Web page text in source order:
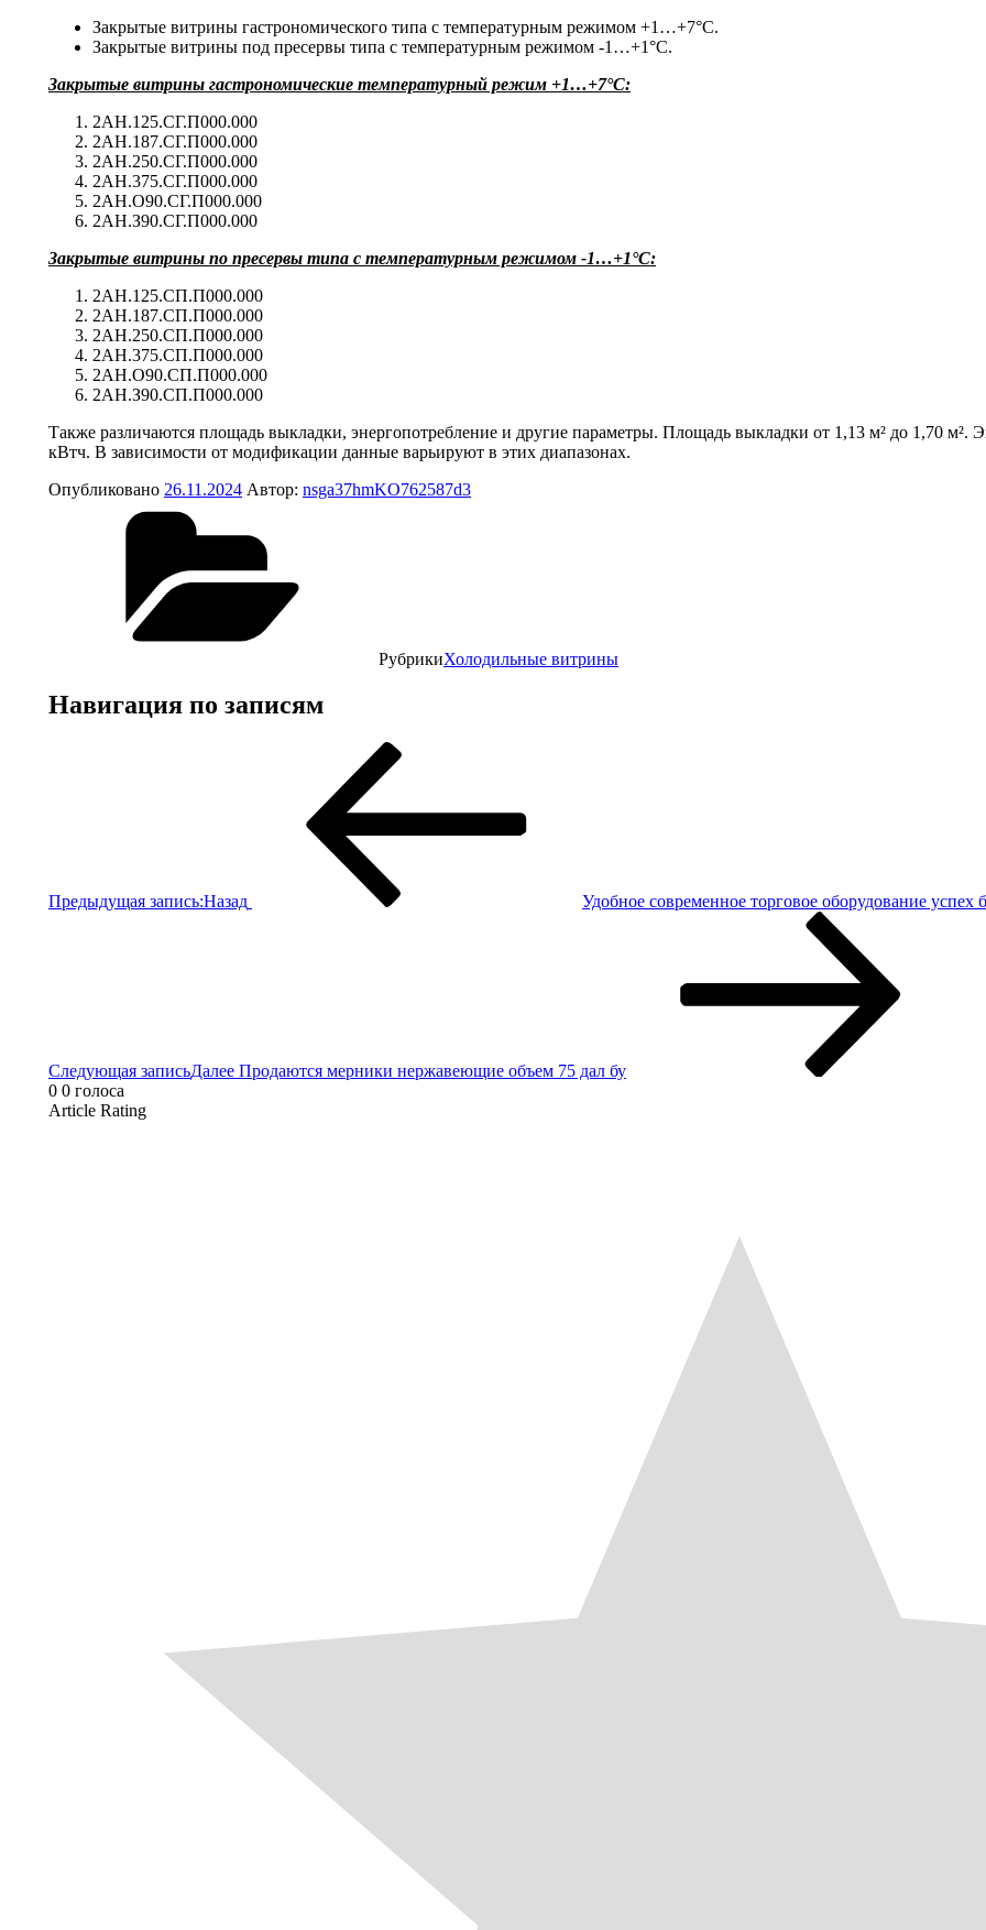
Закрытые витрины гастрономического типа с температурным режимом +1…+7°С.
Закрытые витрины под пресервы типа с температурным режимом -1…+1°С.
Закрытые витрины гастрономические температурный режим +1…+7°С:
2АН.125.СГ.П000.000
2АН.187.СГ.П000.000
2АН.250.СГ.П000.000
2АН.375.СГ.П000.000
2АН.О90.СГ.П000.000
2АН.З90.СГ.П000.000
Закрытые витрины по пресервы типа с температурным режимом -1…+1°С:
2АН.125.СП.П000.000
2АН.187.СП.П000.000
2АН.250.СП.П000.000
2АН.375.СП.П000.000
2АН.О90.СП.П000.000
2АН.З90.СП.П000.000
Также различаются площадь выкладки, энергопотребление и другие параметры. Площадь выкладки от 1,13 м² до 1,70 м².
кВтч. В зависимости от модификации данные варьируют в этих диапазонах.
Опубликовано 26.11.2024 Автор: nsga37hmKO762587d3
РубрикиХолодильные витрины
Навигация по записям
Предыдущая запись:Назад Удобное современное торговое оборудование успех
Следующая записьДалее Продаются мерники нержавеющие объем 75 дал бу
0 0 голоса
Article Rating